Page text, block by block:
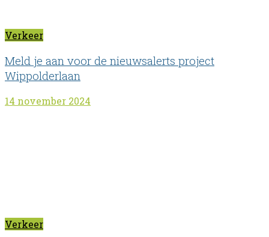
Verkeer
Meld je aan voor de nieuwsalerts project
Wippolderlaan
14 november 2024
Verkeer